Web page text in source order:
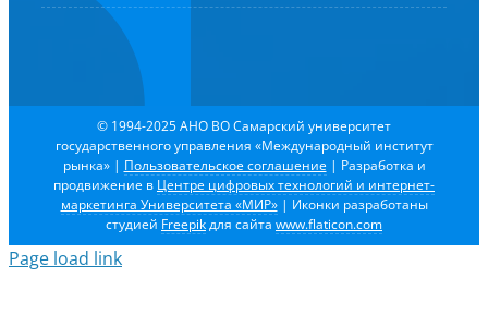
© 1994-2025 АНО ВО Самарский университет
государственного управления «Международный институт
рынка» | Пользовательское соглашение | Разработка и
продвижение в Центре цифровых технологий и интернет-
маркетинга Университета «МИР»| Иконки разработаны
студией Freepikдля сайта www.flaticon.com
Page load link